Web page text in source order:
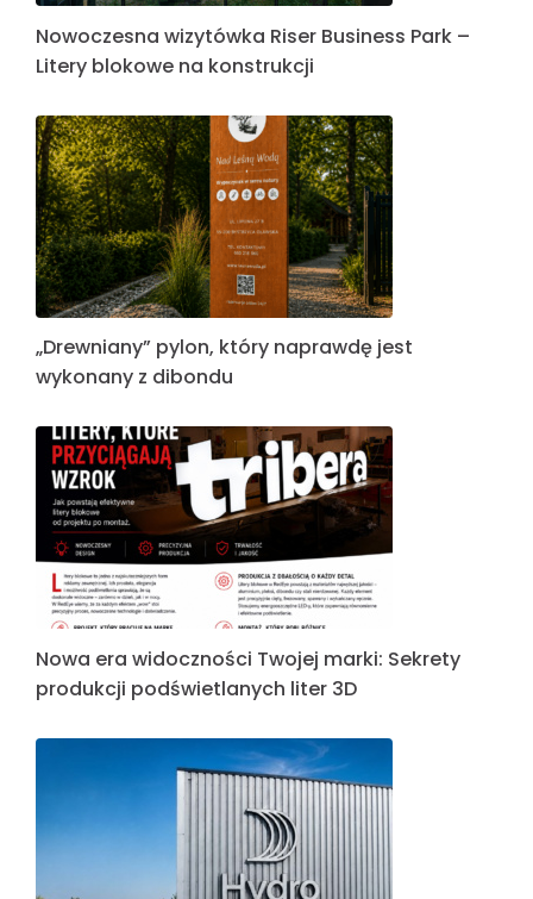
Nowoczesna wizytówka Riser Business Park –
Litery blokowe na konstrukcji
„Drewniany” pylon, który naprawdę jest
wykonany z dibondu
Nowa era widoczności Twojej marki: Sekrety
produkcji podświetlanych liter 3D